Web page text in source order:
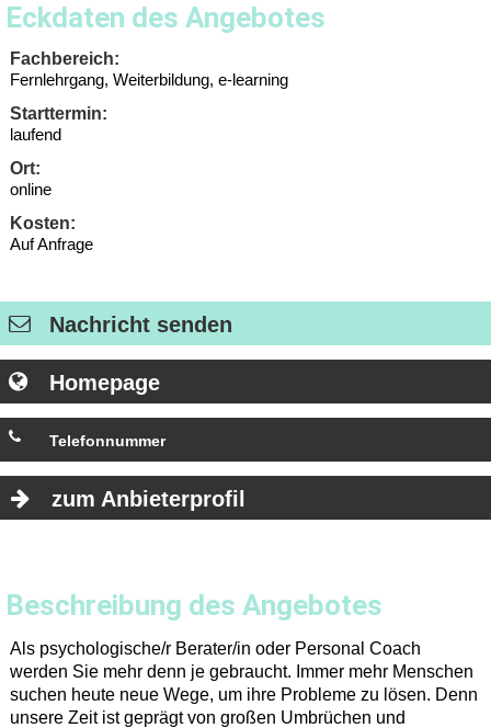
Eckdaten des Angebotes
Fachbereich:
Fernlehrgang, Weiterbildung, e-learning
Starttermin:
laufend
Ort:
online
Kosten:
Auf Anfrage
Nachricht senden
Homepage
Telefonnummer
zum Anbieterprofil
Beschreibung des Angebotes
Als psychologische/r Berater/in oder Personal Coach
werden Sie mehr denn je gebraucht. Immer mehr Menschen
suchen heute neue Wege, um ihre Probleme zu lösen. Denn
unsere Zeit ist geprägt von großen Umbrüchen und